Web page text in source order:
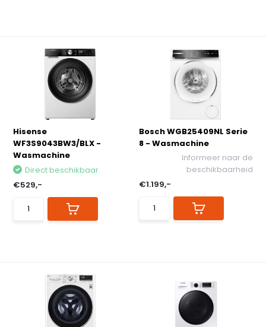
Hisense
WF3S9043BW3/BLX -
Wasmachine
Direct beschikbaar
€529,-
Bosch WGB25409NL Serie
8 - Wasmachine
Informeer naar de
beschikbaarheid
€1.199,-